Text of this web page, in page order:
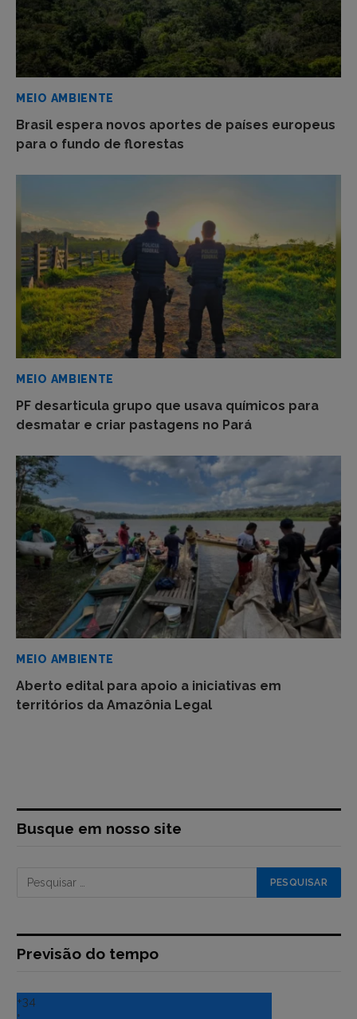
MEIO AMBIENTE
Brasil espera novos aportes de países europeus
para o fundo de florestas
MEIO AMBIENTE
PF desarticula grupo que usava químicos para
desmatar e criar pastagens no Pará
MEIO AMBIENTE
Aberto edital para apoio a iniciativas em
territórios da Amazônia Legal
Busque em nosso site
Previsão do tempo
+34